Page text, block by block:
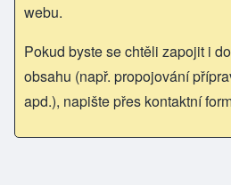
webu.
Pokud byste se chtěli zapojit i
obsahu (např. propojování
apd.), napište přes kontaktní